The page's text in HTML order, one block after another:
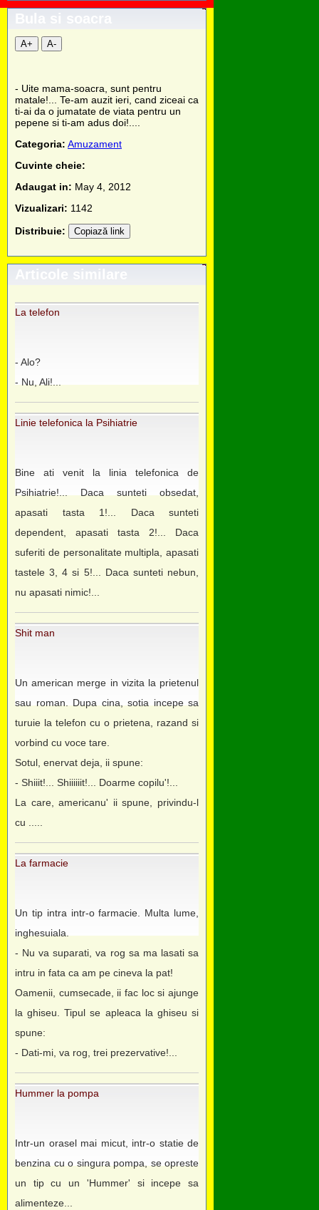
Bula si soacra
A+ A-
- Uite mama-soacra, sunt pentru
matale!... Te-am auzit ieri, cand ziceai ca
ti-ai da o jumatate de viata pentru un
pepene si ti-am adus doi!....
Categoria: Amuzament
Cuvinte cheie:
Adaugat in: May 4, 2012
Vizualizari: 1142
Distribuie:
Copiază link
Articole similare
La telefon
- Alo?
- Nu, Ali!...
Linie telefonica la Psihiatrie
Bine ati venit la linia telefonica de
Psihiatrie!... Daca sunteti obsedat,
apasati tasta 1!... Daca sunteti
dependent, apasati tasta 2!... Daca
suferiti de personalitate multipla, apasati
tastele 3, 4 si 5!... Daca sunteti nebun,
nu apasati nimic!...
Shit man
Un american merge in vizita la prietenul
sau roman. Dupa cina, sotia incepe sa
turuie la telefon cu o prietena, razand si
vorbind cu voce tare.
Sotul, enervat deja, ii spune:
- Shiiit!... Shiiiiiit!... Doarme copilu'!...
La care, americanu' ii spune, privindu-l
cu .....
La farmacie
Un tip intra intr-o farmacie. Multa lume,
inghesuiala.
- Nu va suparati, va rog sa ma lasati sa
intru in fata ca am pe cineva la pat!
Oamenii, cumsecade, ii fac loc si ajunge
la ghiseu. Tipul se apleaca la ghiseu si
spune:
- Dati-mi, va rog, trei prezervative!...
Hummer la pompa
Intr-un orasel mai micut, intr-o statie de
benzina cu o singura pompa, se opreste
un tip cu un 'Hummer' si incepe sa
alimenteze...